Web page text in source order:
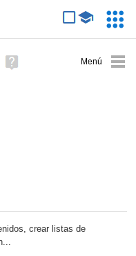
avanzada
Ayuda
(en
crear listas de